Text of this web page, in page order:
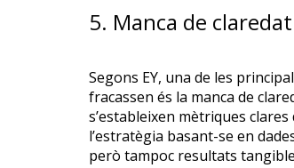
5. Manca de
Segons EY, una de les
fracassen és la manca de
s’estableixen mètriques
l’estratègia basant-se en
però tampoc resultats